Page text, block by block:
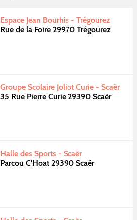
Espace Jean Bourhis - Trégourez
Rue de la Foire 29970 Trégourez
Groupe Scolaire Joliot Curie - Scaër
35 Rue Pierre Curie 29390 Scaër
Halle des Sports - Scaër
Parcou C'Hoat 29390 Scaër